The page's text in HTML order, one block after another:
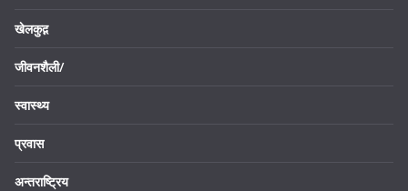
खेलकुद़़
जीवनशैली/
स्वास्थ्य
प्रवास
अन्तराष्ट्रिय